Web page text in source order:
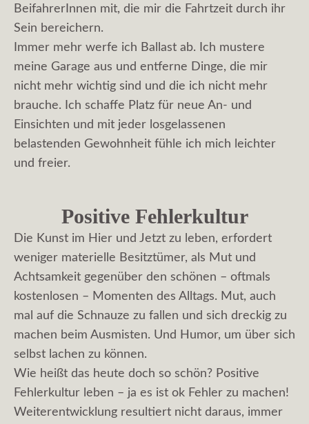
BeifahrerInnen mit, die mir die Fahrtzeit durch ihr
Sein bereichern.
Immer mehr werfe ich Ballast ab. Ich mustere
meine Garage aus und entferne Dinge, die mir
nicht mehr wichtig sind und die ich nicht mehr
brauche. Ich schaffe Platz für neue An- und
Einsichten und mit jeder losgelassenen
belastenden Gewohnheit fühle ich mich leichter
und freier.
Positive Fehlerkultur
Die Kunst im Hier und Jetzt zu leben, erfordert
weniger materielle Besitztümer, als Mut und
Achtsamkeit gegenüber den schönen – oftmals
kostenlosen – Momenten des Alltags. Mut, auch
mal auf die Schnauze zu fallen und sich dreckig zu
machen beim Ausmisten. Und Humor, um über sich
selbst lachen zu können.
Wie heißt das heute doch so schön? Positive
Fehlerkultur leben – ja es ist ok Fehler zu machen!
Weiterentwicklung resultiert nicht daraus, immer